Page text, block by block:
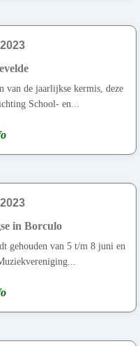
van de jaarlijkse kermis, deze
School- en...
in Borculo
gehouden van 5 t/m 8 juni en